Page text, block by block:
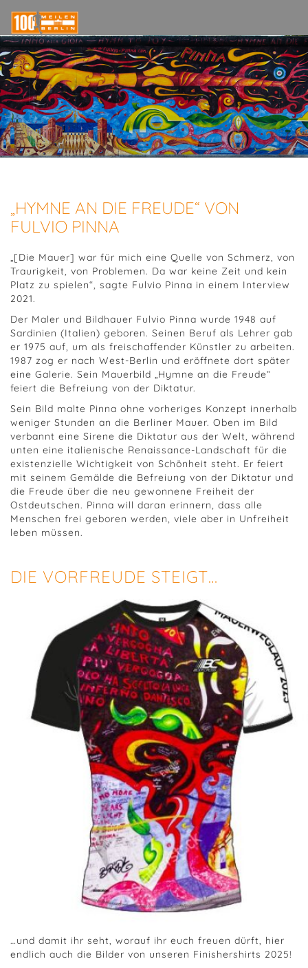
„HYMNE AN DIE FREUDE“ VON
FULVIO PINNA
„[Die Mauer] war für mich eine Quelle von Schmerz, von
Traurigkeit, von Problemen. Da war keine Zeit und kein
Platz zu spielen“, sagte Fulvio Pinna in einem Interview
2021.
Der Maler und Bildhauer Fulvio Pinna wurde 1948 auf
Sardinien (Italien) geboren. Seinen Beruf als Lehrer gab
er 1975 auf, um als freischaffender Künstler zu arbeiten.
1987 zog er nach West-Berlin und eröffnete dort später
eine Galerie. Sein Mauerbild „Hymne an die Freude“
feiert die Befreiung von der Diktatur.
Sein Bild malte Pinna ohne vorheriges Konzept innerhalb
weniger Stunden an die Berliner Mauer. Oben im Bild
verbannt eine Sirene die Diktatur aus der Welt, während
unten eine italienische Renaissance-Landschaft für die
existenzielle Wichtigkeit von Schönheit steht. Er feiert
mit seinem Gemälde die Befreiung von der Diktatur und
die Freude über die neu gewonnene Freiheit der
Ostdeutschen. Pinna will daran erinnern, dass alle
Menschen frei geboren werden, viele aber in Unfreiheit
leben müssen.
DIE VORFREUDE STEIGT…
…und damit ihr seht, worauf ihr euch freuen dürft, hier
endlich auch die Bilder von unseren Finishershirts 2025!